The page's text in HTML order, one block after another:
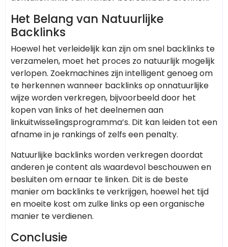
Het Belang van Natuurlijke
Backlinks
Hoewel het verleidelijk kan zijn om snel backlinks te
verzamelen, moet het proces zo natuurlijk mogelijk
verlopen. Zoekmachines zijn intelligent genoeg om
te herkennen wanneer backlinks op onnatuurlijke
wijze worden verkregen, bijvoorbeeld door het
kopen van links of het deelnemen aan
linkuitwisselingsprogramma’s. Dit kan leiden tot een
afname in je rankings of zelfs een penalty.
Natuurlijke backlinks worden verkregen doordat
anderen je content als waardevol beschouwen en
besluiten om ernaar te linken. Dit is de beste
manier om backlinks te verkrijgen, hoewel het tijd
en moeite kost om zulke links op een organische
manier te verdienen.
Conclusie